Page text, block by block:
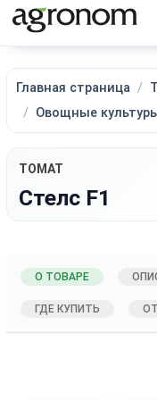
Главная страница
Овощные
ТОМАТ
Стелс F1
О ТОВАРЕ
ГДЕ КУПИТЬ